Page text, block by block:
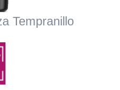
Tempranillo